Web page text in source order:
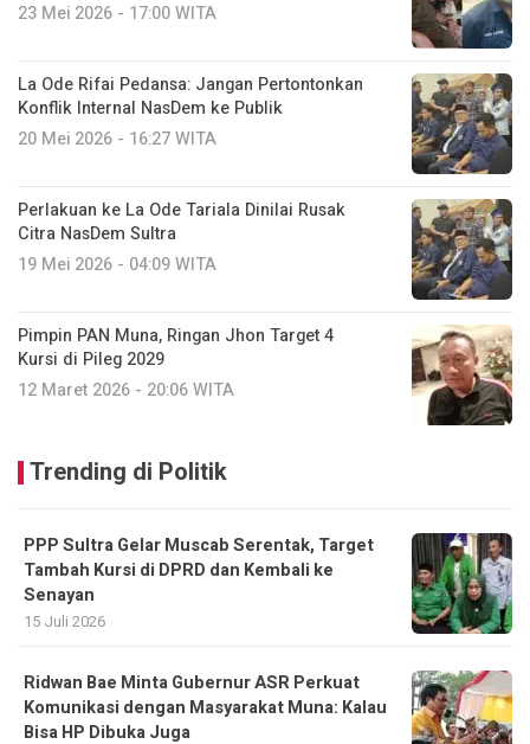
23 Mei 2026 - 17:00 WITA
La Ode Rifai Pedansa: Jangan Pertontonkan
Konflik Internal NasDem ke Publik
20 Mei 2026 - 16:27 WITA
Perlakuan ke La Ode Tariala Dinilai Rusak
Citra NasDem Sultra
19 Mei 2026 - 04:09 WITA
Pimpin PAN Muna, Ringan Jhon Target 4
Kursi di Pileg 2029
12 Maret 2026 - 20:06 WITA
Trending di Politik
PPP Sultra Gelar Muscab Serentak, Target
Tambah Kursi di DPRD dan Kembali ke
Senayan
15 Juli 2026
Ridwan Bae Minta Gubernur ASR Perkuat
Komunikasi dengan Masyarakat Muna: Kalau
Bisa HP Dibuka Juga